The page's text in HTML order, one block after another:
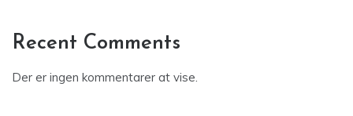
Recent Comments
Der er ingen kommentarer at vise.